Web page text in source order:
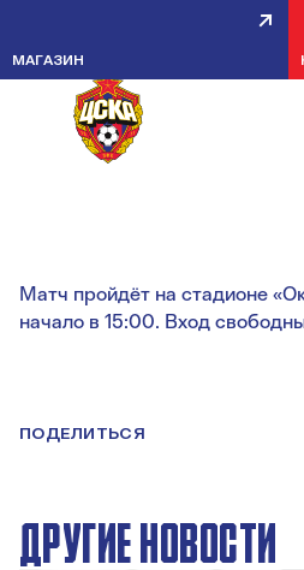
МАГАЗИН14-ЛЕТНИЕ
СЫГРАЮТ С
Матч пройдёт на стадионе
начало в 15:00. Вход
ПОДЕЛИТЬСЯ
ДРУГИЕ НОВОСТИ